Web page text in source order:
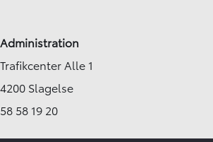
Administration
Trafikcenter Alle 1
4200 Slagelse
58 58 19 20